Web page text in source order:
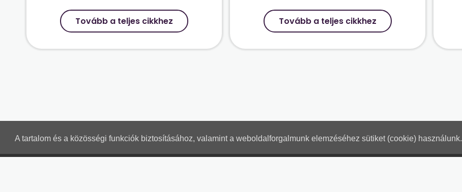
A tartalom és a közösségi funkciók biztosításához, valamint a weboldalforgalmunk elemzéséhez sütiket (cookie) használunk.
Tovább a teljes cikkhez Tovább a teljes cikkhez